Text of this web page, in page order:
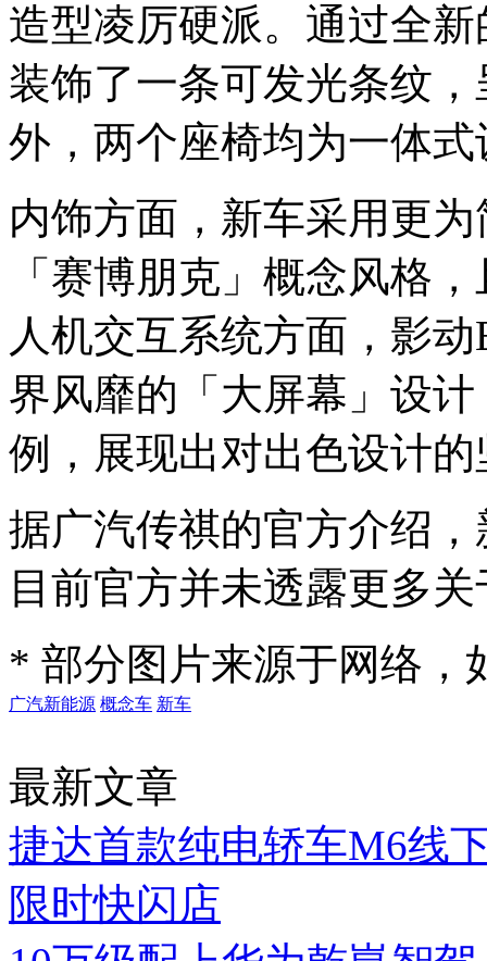
造型凌厉硬派。通过全
装饰了一条可发光条纹
外，两个座椅均为一体式
内饰方面，新车采用更
「赛博朋克」概念风格
人机交互系统方面，影
界风靡的「大屏幕」设
例，展现出对出色设计
据广汽传祺的官方介绍
目前官方并未透露更多
* 部分图片来源于网络，
广汽新能源 概念车 新车
最新文章
捷达首款纯电轿车M6线
限时快闪店